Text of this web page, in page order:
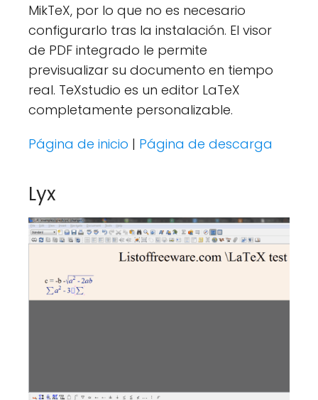
MikTeX, por lo que no es necesario
configurarlo tras la instalación. El visor
de PDF integrado le permite
previsualizar su documento en tiempo
real. TeXstudio es un editor LaTeX
completamente personalizable.
Página de inicio | Página de descarga
Lyx